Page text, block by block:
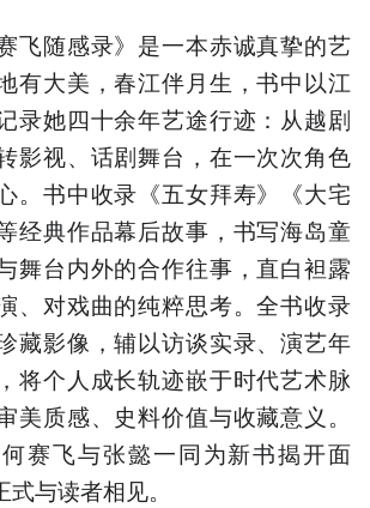
飞随感录》是一本赤诚真挚的艺
有大美，春江伴月生，书中以江
录她四十余年艺途行迹：从越剧
影视、话剧舞台，在一次次角色
。书中收录《五女拜寿》《大宅
经典作品幕后故事，书写海岛童
舞台内外的合作往事，直白袒露
、对戏曲的纯粹思考。全书收录
藏影像，辅以访谈实录、演艺年
将个人成长轨迹嵌于时代艺术脉
美质感、史料价值与收藏意义。
赛飞与张懿一同为新书揭开面
与读者相见。